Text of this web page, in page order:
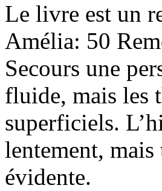
Le livre est un
Amélia: 50
Secours une
fluide, mais les
superficiels.
lentement,
évidente.